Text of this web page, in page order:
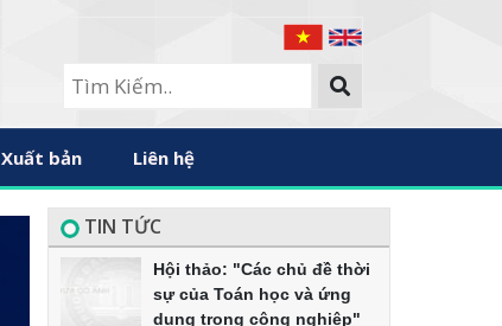
Xuất bản Liên hệ
TIN TỨC
Hội thảo: "Các chủ đề thời
sự của Toán học và ứng
dụng trong công nghiệp"